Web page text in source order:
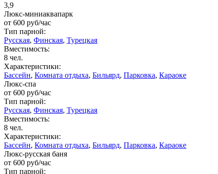
3,9
Люкс-миниаквапарк
от 600 руб/час
Тип парной:
Русская, Финская, Турецкая
Вместимость:
8 чел.
Характеристики:
Бассейн, Комната отдыха, Бильярд, Парковка, Караоке
Люкс-спа
от 600 руб/час
Тип парной:
Русская, Финская, Турецкая
Вместимость:
8 чел.
Характеристики:
Бассейн, Комната отдыха, Бильярд, Парковка, Караоке
Люкс-русская баня
от 600 руб/час
Тип парной: